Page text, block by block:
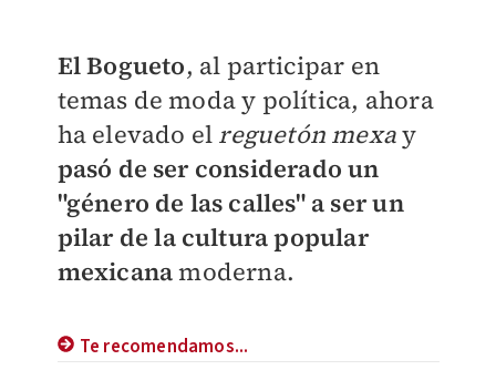
El Bogueto, al participar en
temas de moda y política, ahora
ha elevado el reguetón mexay
pasó de ser considerado un
"género de las calles" a ser un
pilar de la cultura popular
mexicanamoderna.
Te recomendamos...